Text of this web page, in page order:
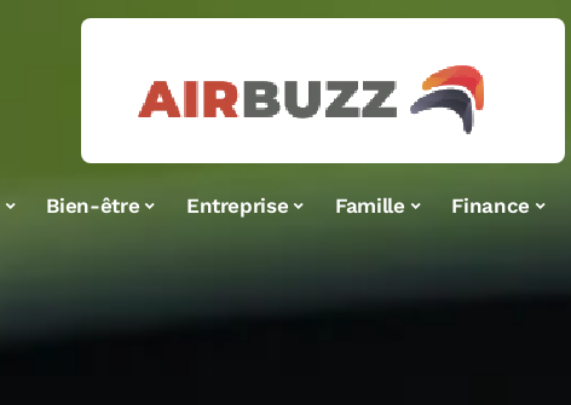
Bien-être Entreprise Famille Finance